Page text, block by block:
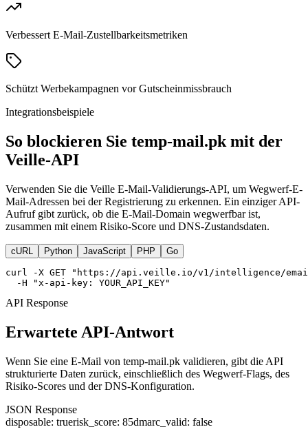
Verbessert E-Mail-Zustellbarkeitsmetriken
Schützt Werbekampagnen vor Gutscheinmissbrauch
Integrationsbeispiele
So blockieren Sie temp-mail.pk mit der
Veille-API
Verwenden Sie die Veille E-Mail-Validierungs-API, um Wegwerf-E-
Mail-Adressen bei der Registrierung zu erkennen. Ein einziger API-
Aufruf gibt zurück, ob die E-Mail-Domain wegwerfbar ist,
zusammen mit einem Risiko-Score und DNS-Zustandsdaten.
cURL Python JavaScript PHP Go
curl -X GET "https://api.veille.io/v1/intelligence/
  -H "x-api-key: YOUR_API_KEY"
API Response
Erwartete API-Antwort
Wenn Sie eine E-Mail von temp-mail.pk validieren, gibt die API
strukturierte Daten zurück, einschließlich des Wegwerf-Flags, des
Risiko-Scores und der DNS-Konfiguration.
JSON Response
disposable: truerisk_score: 85dmarc_valid: false